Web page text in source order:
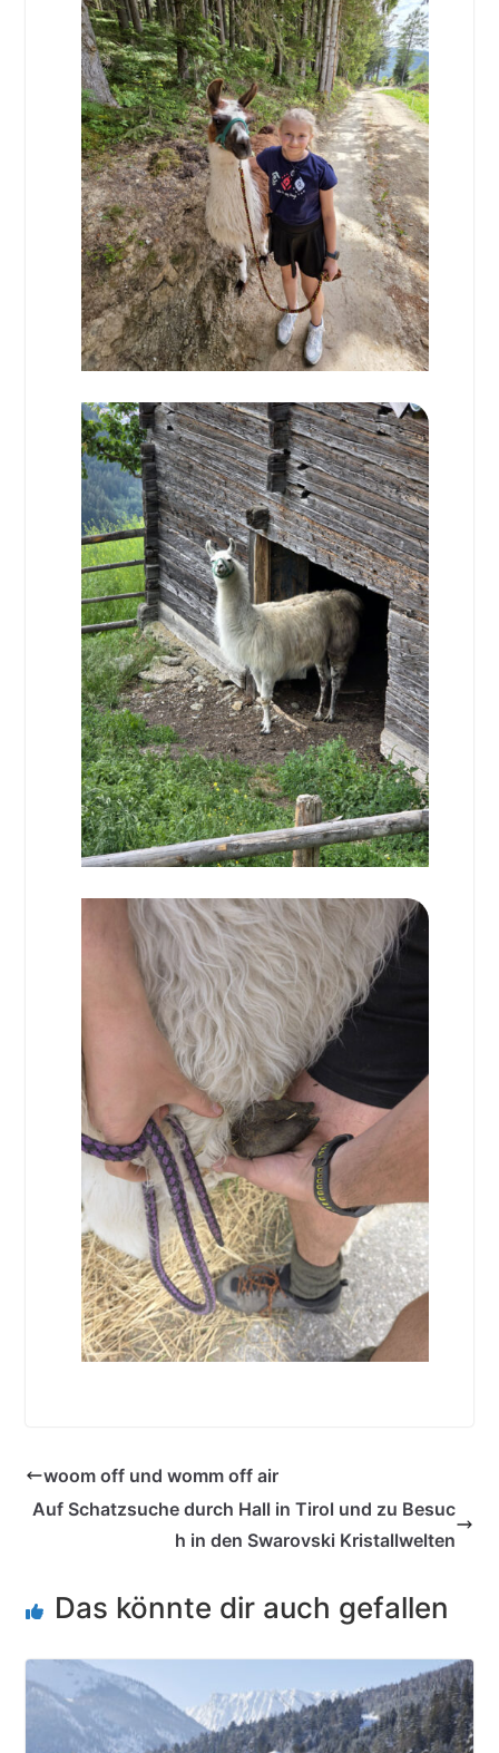
woom off und womm off air
Auf Schatzsuche durch Hall in Tirol und zu Besuc
h in den Swarovski Kristallwelten
Das könnte dir auch gefallen